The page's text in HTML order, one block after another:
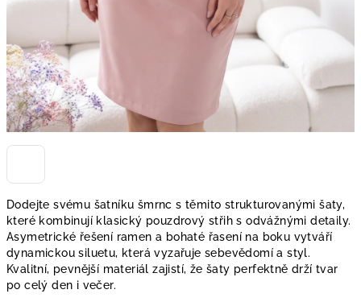
Dodejte svému šatníku šmrnc s těmito strukturovanými šaty,
které kombinují klasický pouzdrový střih s odvážnými detaily.
Asymetrické řešení ramen a bohaté řasení na boku vytváří
dynamickou siluetu, která vyzařuje sebevědomí a styl.
Kvalitní, pevnější materiál zajistí, že šaty perfektně drží tvar
po celý den i večer.